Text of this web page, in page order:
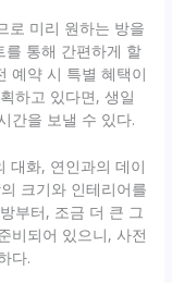
로 미리 원하는 방을
를 통해 간편하게 할
예약 시 특별 혜택이
하고 있다면, 생일
간을 보낼 수 있다.
대화, 연인과의 데이
크기와 인테리어를
부터, 조금 더 큰 그
비되어 있으니, 사전
다.